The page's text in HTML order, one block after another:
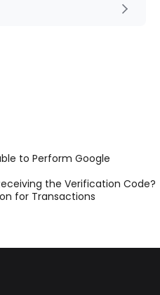
to Perform Google
the Verification Code?
for Transactions